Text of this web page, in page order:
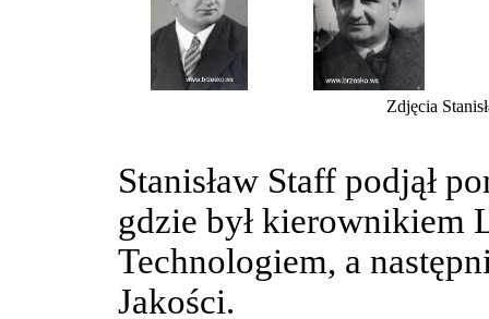
Zdjęcia
Stanisław Staff podjął
gdzie był kierownikiem
Technologiem, a
Jakości.